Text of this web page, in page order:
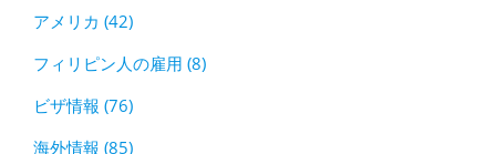
アメリカ (42)
フィリピン人の雇用 (8)
ビザ情報 (76)
海外情報 (85)